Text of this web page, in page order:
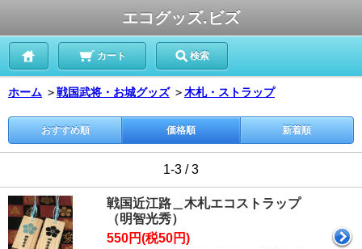
エコグッズ.ビズ
カート 検索
ホーム ＞戦国武将・お城グッズ ＞木札・ストラップ
おすすめ順 価格順 新着順
1-3 / 3
戦国近江路＿木札エコストラップ
（明智光秀）
550円(税50円)